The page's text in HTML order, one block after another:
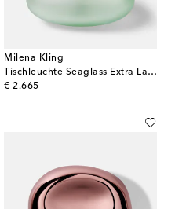
Milena Kling
Tischleuchte Seaglass Extra Large
€ 2.665
original price